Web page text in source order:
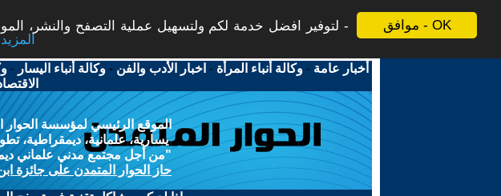
موافق - OK
لتوفير افضل خدمة لكم ولتسهيل عملية التصفح والنشر،
More info - المزيد
أخبار عامة -وكالة أنباء المرأة - اخبار الأدب والفن -وكالة أنباء اليسار -
الموقع الرئيسي لمؤسسة الحوار
يسارية، علمانية، ديمقراطية،
"من أجل مجتمع مدني علماني
حاز الحوار المتمدن على جائزة